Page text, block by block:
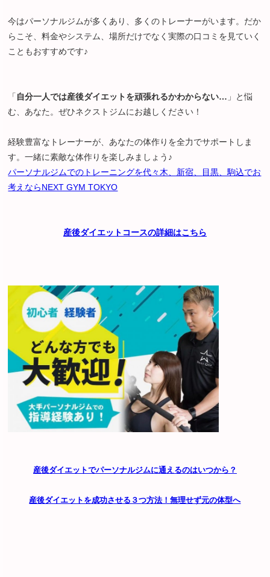
今はパーソナルジムが多くあり、多くのトレーナーがいます。だか
らこそ、料金やシステム、場所だけでなく実際の口コミを見ていく
こともおすすめです♪
「 自分一人では産後ダイエットを頑張れるかわからない… 」と悩
む、あなた。ぜひネクストジムにお越しください！
経験豊富なトレーナーが、あなたの体作りを全力でサポートしま
す。一緒に素敵な体作りを楽しみましょう♪
パーソナルジムでのトレーニングを代々木、新宿、 目黒、駒込でお
考えならNEXT GYM TOKYO
産後ダイエットコースの詳細はこちら
産後ダイエットでパーソナルジムに通えるのはいつから？
産後ダイエットを成功させる３つ方法！無理せず元の体型へ